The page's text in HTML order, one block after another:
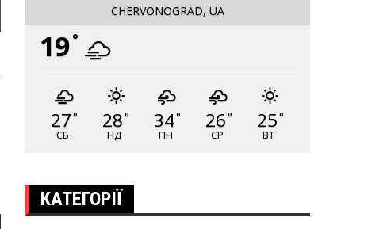
CHERVONOGRAD, UA
19 °
27°
СБ
28°
НД
34°
ПН
26°
СР
25°
ВТ
КАТЕГОРІЇ